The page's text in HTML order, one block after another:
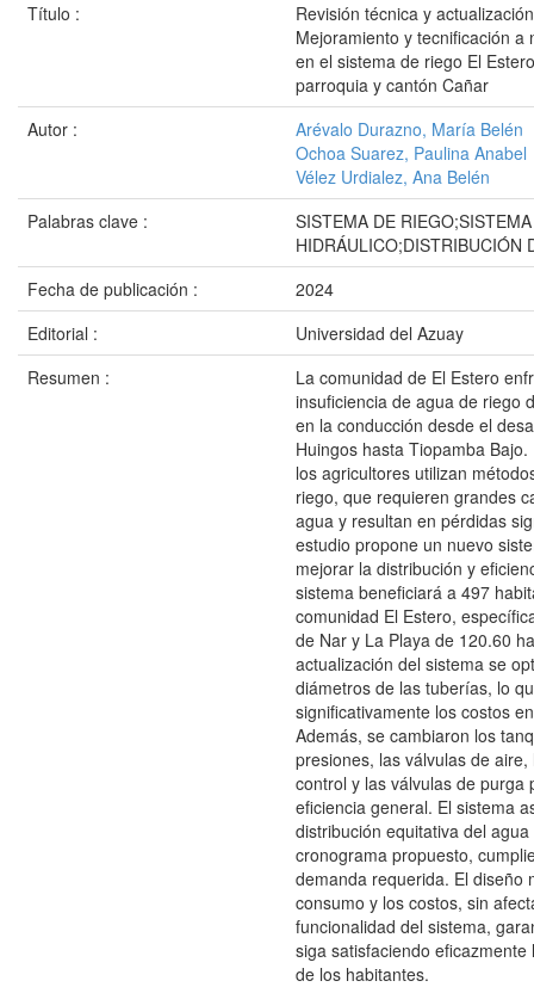
Título :
Revisión técnica y
Mejoramiento y tecnificación a
en el sistema de riego El
parroquia y cantón Cañar
Autor :
Arévalo Durazno, María Belén
Ochoa Suarez, Paulina Anabel
Vélez Urdialez, Ana Belén
Palabras clave :
SISTEMA DE RIEGO;SISTEMA
HIDRÁULICO;DISTRIBUCIÓN
Fecha de publicación :
2024
Editorial :
Universidad del Azuay
Resumen :
La comunidad de El Estero
insuficiencia de agua de riego
en la conducción desde el
Huingos hasta Tiopamba
los agricultores utilizan
riego, que requieren grandes
agua y resultan en pérdidas
estudio propone un nuevo
mejorar la distribución y
sistema beneficiará a 497
comunidad El Estero,
de Nar y La Playa de 120.60
actualización del sistema se
diámetros de las tuberías, lo
significativamente los costos
Además, se cambiaron los
presiones, las válvulas de
control y las válvulas de purga
eficiencia general. El sistema
distribución equitativa del
cronograma propuesto,
demanda requerida. El diseño
consumo y los costos, sin
funcionalidad del sistema,
siga satisfaciendo eficazmente
de los habitantes.